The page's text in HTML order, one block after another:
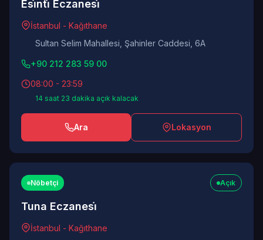
Esi̇nti̇ Eczanesi̇
İstanbul - Kağıthane
Sultan Selim Mahallesi, Şahinler Caddesi, 6A
+90 212 283 59 00
08:00 - 23:59
14 saat 23 dakika açık kalacak
Ara Lokasyon
Nöbetçi Açık
Tuna Eczanesi̇
İstanbul - Kağıthane